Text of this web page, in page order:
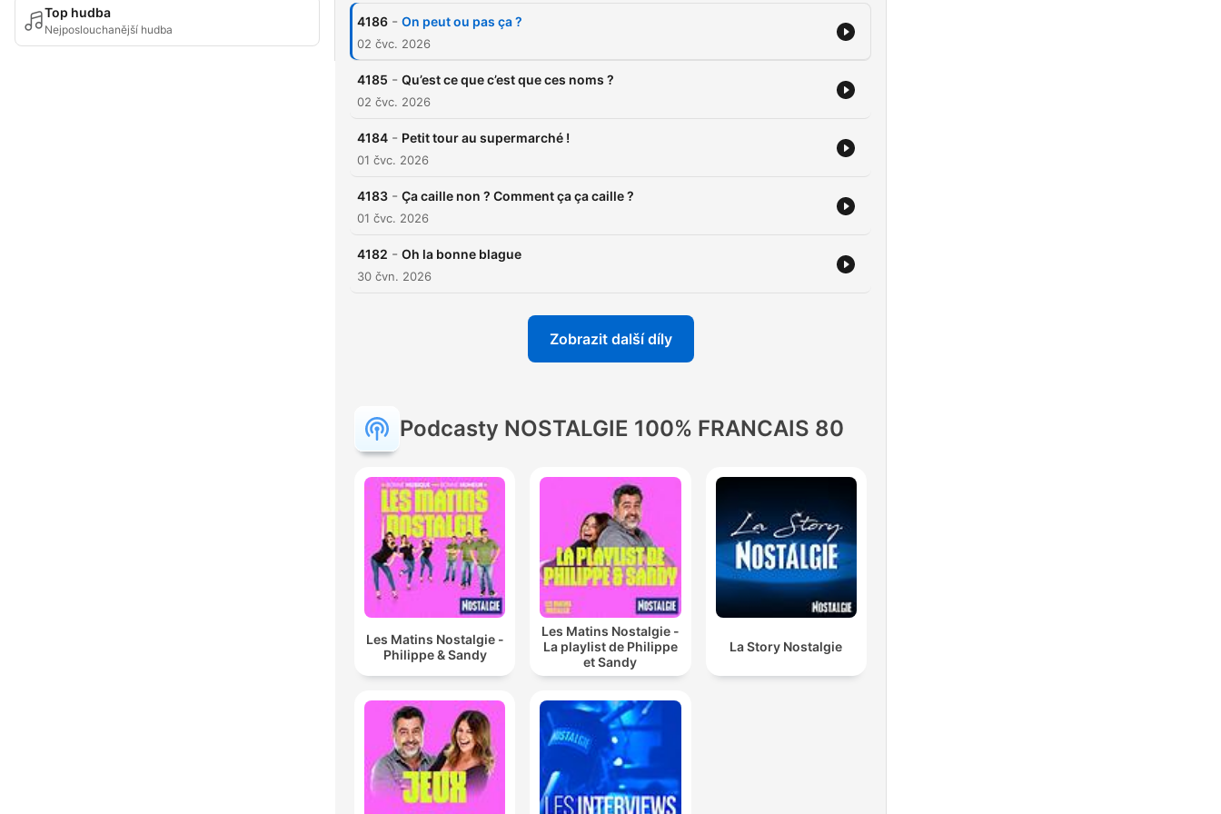
Top hudba
Nejposlouchanější hudba
4186 - On peut ou pas ça ?
02 čvc. 2026
4185 - Qu’est ce que c’est que ces noms ?
02 čvc. 2026
4184 - Petit tour au supermarché !
01 čvc. 2026
4183 - Ça caille non ? Comment ça ça caille ?
01 čvc. 2026
4182 - Oh la bonne blague
30 čvn. 2026
Zobrazit další díly
Podcasty NOSTALGIE 100% FRANCAIS 80
Les Matins Nostalgie -
Philippe & Sandy
Les Matins Nostalgie -
La playlist de Philippe
et Sandy
La Story Nostalgie